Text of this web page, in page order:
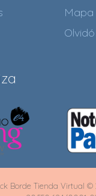
Mapa
Borde Tienda Virtual ©